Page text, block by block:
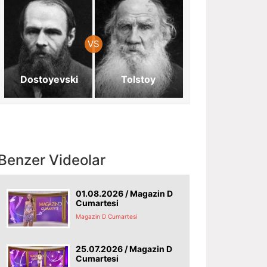
Dostoyevski Tolstoy
Videolar
01.08.2026 / Magazin D
Cumartesi
Magazin D Cumartesi
25.07.2026 / Magazin D
Cumartesi